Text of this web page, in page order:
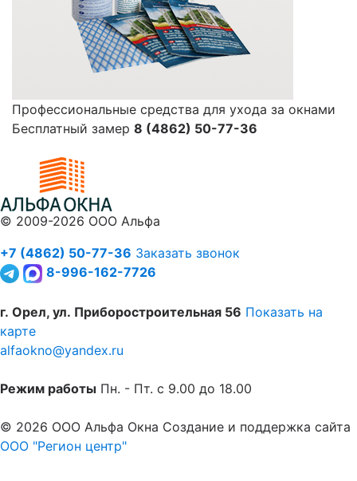
Профессиональные средства для ухода за окнами
Бесплатный замер 8 (4862) 50-77-36
© 2009-2026 ООО Альфа
+7 (4862) 50-77-36 Заказать звонок
8-996-162-7726
г. Орел, ул. Приборостроительная 56 Показать на
карте
alfaokno@yandex.ru
Режим работы Пн. - Пт. с 9.00 до 18.00
© 2026 ООО Альфа Окна Создание и поддержка сайта
ООО "Регион центр"